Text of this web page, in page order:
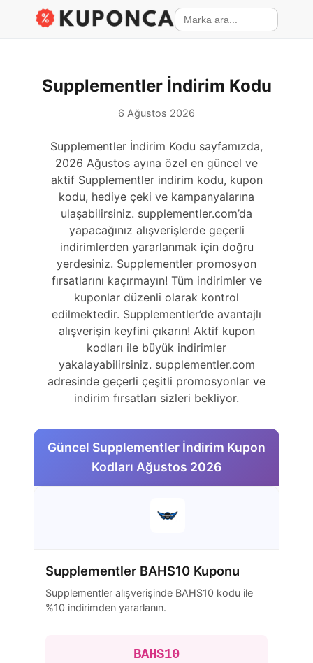
Supplementler İndirim Kodu
6 Ağustos 2026
Supplementler İndirim Kodu sayfamızda,
2026 Ağustos ayına özel en güncel ve
aktif Supplementler indirim kodu, kupon
kodu, hediye çeki ve kampanyalarına
ulaşabilirsiniz. supplementler.com’da
yapacağınız alışverişlerde geçerli
indirimlerden yararlanmak için doğru
yerdesiniz. Supplementler promosyon
fırsatlarını kaçırmayın! Tüm indirimler ve
kuponlar düzenli olarak kontrol
edilmektedir. Supplementler’de avantajlı
alışverişin keyfini çıkarın! Aktif kupon
kodları ile büyük indirimler
yakalayabilirsiniz. supplementler.com
adresinde geçerli çeşitli promosyonlar ve
indirim fırsatları sizleri bekliyor.
Güncel Supplementler İndirim Kupon
Kodları Ağustos 2026
Supplementler BAHS10 Kuponu
Supplementler alışverişinde BAHS10 kodu ile
%10 indirimden yararlanın.
BAHS10